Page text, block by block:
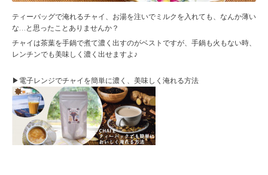
ティーバッグで淹れるチャイ、お湯を注いでミルクを入れても、なんか薄い
な…と思ったことありませんか？
チャイは茶葉を手鍋で煮て濃く出すのがベストですが、手鍋も火もない時、
レンチンでも美味しく濃く出せますよ♪
▶︎ 電子レンジでチャイを簡単に濃く、美味しく淹れる方法